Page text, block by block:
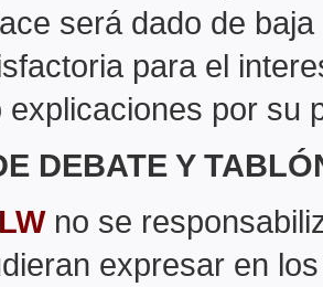
será dado de
para el
explicaciones por su
DEBATE Y
no se
expresar en